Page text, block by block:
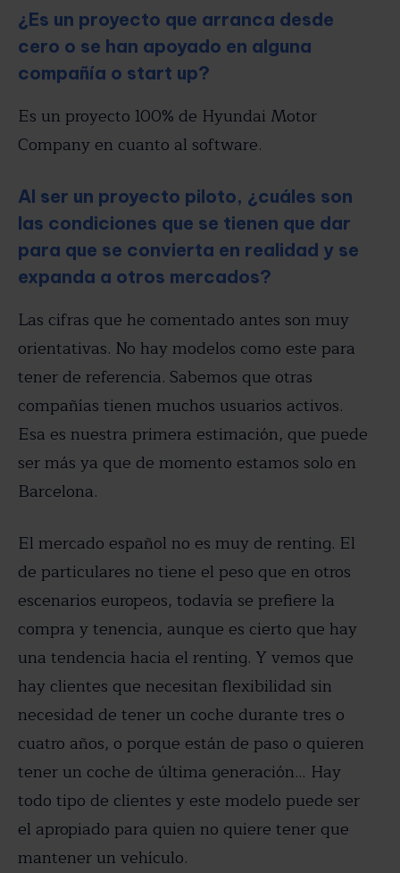
¿Es un proyecto que arranca desde
cero o se han apoyado en alguna
compañía o start up?
Es un proyecto 100% de Hyundai Motor
Company en cuanto al software.
Al ser un proyecto piloto, ¿cuáles son
las condiciones que se tienen que dar
para que se convierta en realidad y se
expanda a otros mercados?
Las cifras que he comentado antes son muy
orientativas. No hay modelos como este para
tener de referencia. Sabemos que otras
compañías tienen muchos usuarios activos.
Esa es nuestra primera estimación, que puede
ser más ya que de momento estamos solo en
Barcelona.
El mercado español no es muy de renting. El
de particulares no tiene el peso que en otros
escenarios europeos, todavía se prefiere la
compra y tenencia, aunque es cierto que hay
una tendencia hacia el renting. Y vemos que
hay clientes que necesitan flexibilidad sin
necesidad de tener un coche durante tres o
cuatro años, o porque están de paso o quieren
tener un coche de última generación… Hay
todo tipo de clientes y este modelo puede ser
el apropiado para quien no quiere tener que
mantener un vehículo.